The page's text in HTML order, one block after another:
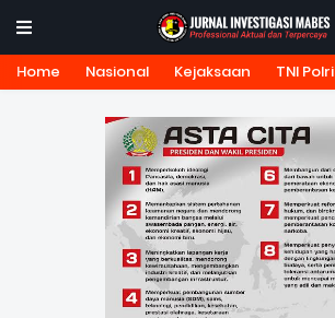
Home Nasional Kejaksaan TNI Polri